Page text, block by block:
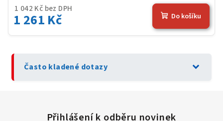
1 042 Kč bez DPH
1 261 Kč Do košíku
Často kladené dotazy expand_more